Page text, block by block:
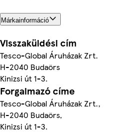
Márkainformáció
Visszaküldési cím
Tesco-Global Áruházak Zrt.
H-2040 Budaörs
Kinizsi út 1-3.
Forgalmazó címe
Tesco-Global Áruházak Zrt.,
H-2040 Budaörs,
Kinizsi út 1-3.